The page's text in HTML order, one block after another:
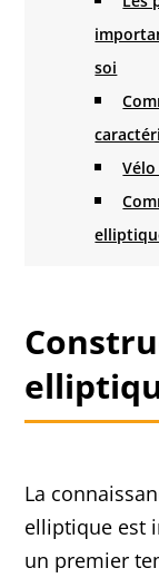
soi
La
elliptique est
un premier